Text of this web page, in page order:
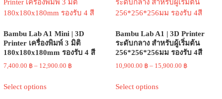
Bambu Lab A1 Mini | 3D
Printer เครื่องพิมพ์ 3 มิติ
180x180x180mm รองรับ 4 สี
7,400.00 ฿ – 12,900.00 ฿Price
Select optionsproduct
Bambu Lab A1 | 3D Printer
ระดับกลาง สำหรับผู้เริ่มต้น
256*256*256มม รองรับ 4สี
10,900.00 ฿ – 15,900.00 ฿Price
Select optionsproduct